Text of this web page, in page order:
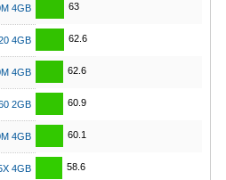
4GB 63
4GB 62.6
4GB 62.6
2GB 60.9
4GB 60.1
4GB 58.6